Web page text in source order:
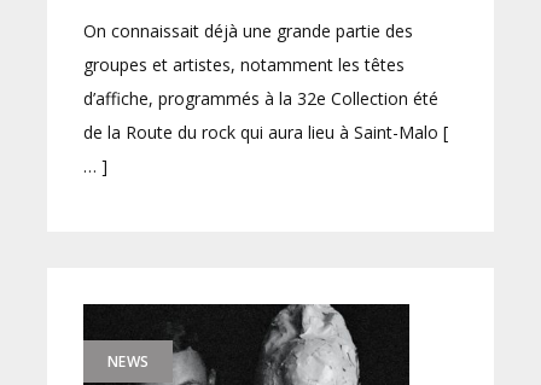
On connaissait déjà une grande partie des
groupes et artistes, notamment les têtes
d’affiche, programmés à la 32e Collection été
de la Route du rock qui aura lieu à Saint-Malo [
… ]
NEWS